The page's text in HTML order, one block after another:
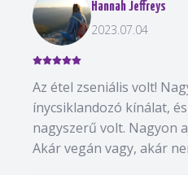
Hannah Jeffreys
2023.07.04
Az étel zseniális volt!
ínycsiklandozó kínálat,
nagyszerű volt. Nagyon
Akár vegán vagy, akár